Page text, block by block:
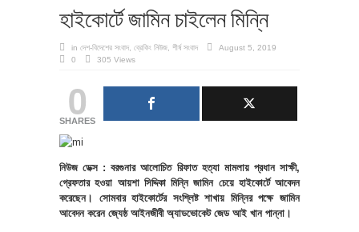
হাইকোর্টে জামিন চাইলেন মিন্নি
in দেশ-বিদেশের সংবাদ ব্রেকিং নিউজ শীর্ষ সংবাদ
August 5, 2019
0
305 Views
0
SHARES
নিউজ ডেক্স : বরগুনার আলোচিত রিফাত হত্যা মামলায় প্রধান সাক্ষী,
গ্রেফতার হওয়া আয়শা সিদ্দিকা মিন্নি জামিন চেয়ে হাইকোর্টে আবেদন
করেছেন। সোমবার হাইকোর্টের সংশ্লিষ্ট শাখায় মিন্নির পক্ষে জামিন
আবেদন করেন জ্যেষ্ঠ আইনজীবী অ্যাডভোকেট জেড আই খান পান্না।